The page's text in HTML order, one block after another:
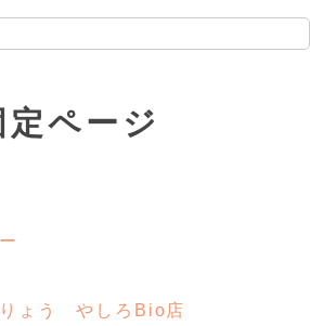
定ページ
ょう やしろBio店